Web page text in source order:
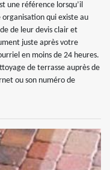
une référence lorsqu’il
organisation qui existe au
de leur devis clair et
juste après votre
en moins de 24 heures.
de terrasse auprès de
ou son numéro de